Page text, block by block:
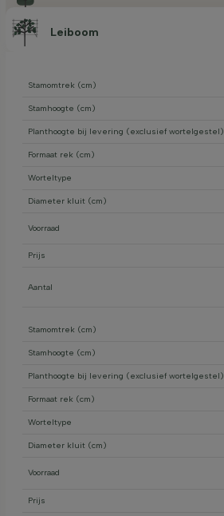
Leiboom
Stamomtrek (cm)
Stamhoogte (cm)
Planthoogte bij levering (exclusief wortelgestel)
Formaat rek (cm)
Worteltype
Diameter kluit (cm)
Voorraad
Prijs
Aantal
Stamomtrek (cm)
Stamhoogte (cm)
Planthoogte bij levering (exclusief wortelgestel)
Formaat rek (cm)
Worteltype
Diameter kluit (cm)
Voorraad
Prijs